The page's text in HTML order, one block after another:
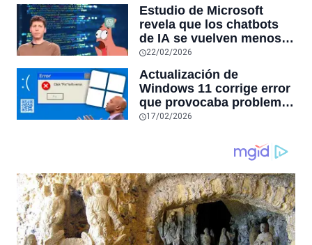
las aplicaciones con
sensores únicos o
conexiones especiales a
hardware
Estudio de Microsoft
revela que los chatbots
de IA se vuelven menos
confiables mientras más
tiempo hablas con ellos:
la falta de confiabilidad
sube un 112%
22/02/2026
Actualización de
Windows 11 corrige error
que provocaba problemas
al jugar en PC: los
producían desde 2023
17/02/2026